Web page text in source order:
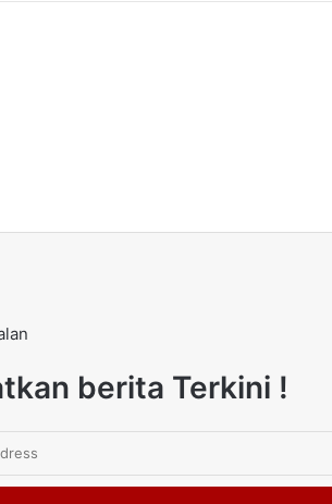
berita Terkini !